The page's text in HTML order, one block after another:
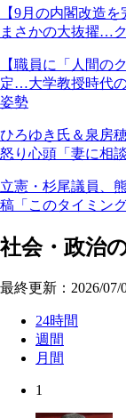
【9月の内閣改造
まさかの大抜擢…
【職員に「人間の
定…大学教授時代
姿勢
ひろゆき氏＆泉房
怒り心頭「妻に相
立憲・杉尾議員、
稿「このタイミン
社会・政治
最終更新：2026/07/
24時間
週間
月間
1